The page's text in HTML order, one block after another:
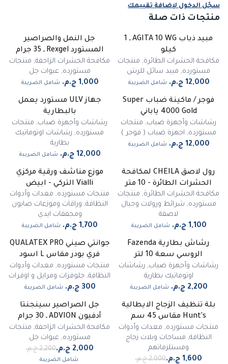
سجّل الدخول لإضافة تقييمك
منتجات ذات صلة
مبيد ذباب AGITA 10 WG ـ 1
كيلو
مكافحة الحشرات الطائرة, منتجات
مستورده, مبيد سائل للرش
شامل الضريبة
غير متوفر
جل النمل والصراصير
المستورد Rexgel ـ 35 جرام
مكافحة الحشرات الزاحفة, منتجات
مستورده,عبوات جل
شامل الضريبة
غير متوفرفوجر / ماكينة ضباب Super
4000 Gold ياباني
رشاشات وأجهزة ضباب, منتجات
مستورده, اجهزة ضباب ( فوجر )
شامل الضريبة
جهاز ULV مستورد يعمل
بالبطارية
رشاشات وأجهزة ضباب, منتجات
مستورده, رشاشات اوتوماتيك
بطارية
شامل الضريبة
رول لاصق CHEILA لمكافحة
الحشرات الطائرة - 10 متر
مكافحة الحشرات الطائرة, منتجات
مستورده, شرائط ورولات وحبال
لاصقة
شامل الضريبة
موزع مناشف ورقية مركزي
Vialli التركي - ابيض
منتجات مستورده, معدات وأدوات
النظافة, وراقات وموزعات صابون
ومجففات ايدي
شامل الضريبة
غير متوفر
رشاش بطارية Fazenda
الروسي سعة 10 لتر
رشاشات وأجهزة ضباب, رشاشات
اوتوماتيك بطارية
شامل الضريبة
جوانتي صيني QUALATEX PRO
فري بودر مقاس L اسود
منتجات مستورده, معدات وأدوات
النظافة, جلوفزات ومرايل و اوفرات
شامل الضريبة
%
بلة تنظيف الزجاج الايطالية
Hunt's مقاس 45 سم
منتجات مستورده, معدات وأدوات
النظافة, مساحات وبلات زجاج
ومستلزماتهم
‏2,000 ج.م.‏
- 9
جل الصراصير سينجنتا
أدفيون ADVION ـ 30 جرام
مكافحة الحشرات الزاحفة, منتجات
مستورده,عبوات جل
‏2,200 ج.م.‏
شامل الضريبة